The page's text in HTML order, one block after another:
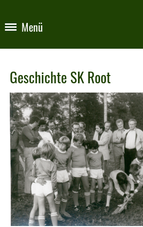
Menü
Geschichte SK Root